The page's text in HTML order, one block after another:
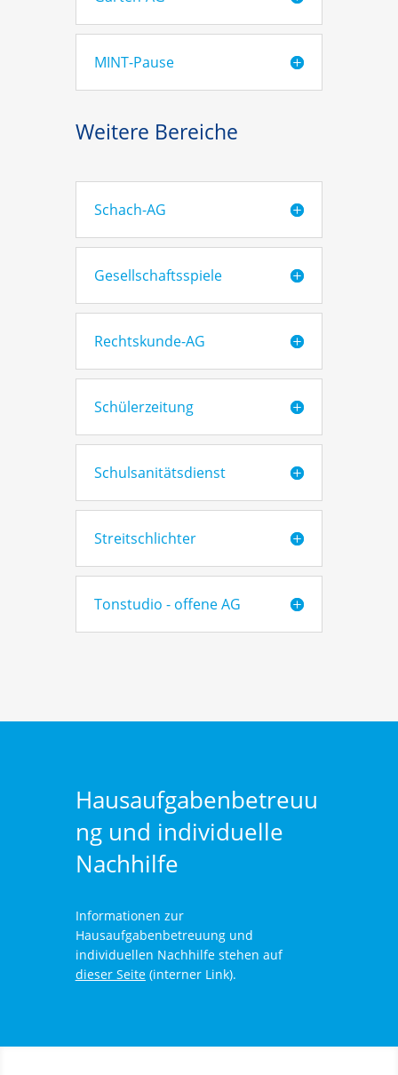
MINT-Pause
Weitere Bereiche
Schach-AG
Gesellschaftsspiele
Rechtskunde-AG
Schülerzeitung
Schulsanitätsdienst
Streitschlichter
Tonstudio - offene AG
Hausaufgabenbetreuu
ng und individuelle
Nachhilfe
Informationen zur
Hausaufgabenbetreuung und
individuellen Nachhilfe stehen auf
dieser Seite(interner Link).